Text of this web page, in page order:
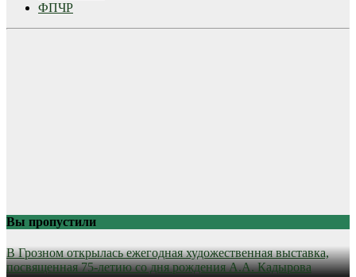
ФПЧР
Вы пропустили
В Грозном открылась ежегодная художественная выставка,
посвященная 75-летию со дня рождения А.А. Кадырова